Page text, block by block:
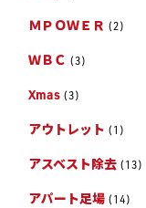
ＭＰＯＷＥＲ (2)
ＷＢＣ (3)
Xmas (3)
アウトレット (1)
アスベスト除去 (13)
アパート足場 (14)